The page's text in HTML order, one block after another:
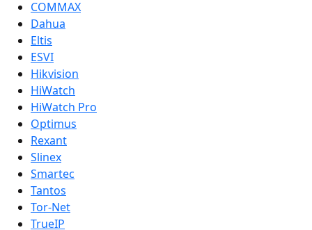
COMMAX
Dahua
Eltis
ESVI
Hikvision
HiWatch
HiWatch Pro
Optimus
Rexant
Slinex
Smartec
Tantos
Tor-Net
TrueIP